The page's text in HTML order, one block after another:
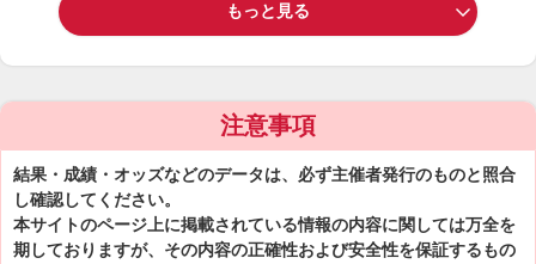
もっと見る
注意事項
結果・成績・オッズなどのデータは、必ず主催者発行のものと照合
し確認してください。
本サイトのページ上に掲載されている情報の内容に関しては万全を
期しておりますが、その内容の正確性および安全性を保証するもの